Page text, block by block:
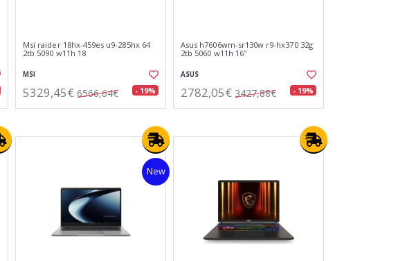
Msi raider 18hx-459es u9-285hx 64
2tb 5090 w11h 18
MSI
5329,45€ 6566,64€ - 19%
Asus h7606wm-sr130w r9-hx370 32g
2tb 5060 w11h 16"
ASUS
2782,05€ 3427,88€ - 19%
New